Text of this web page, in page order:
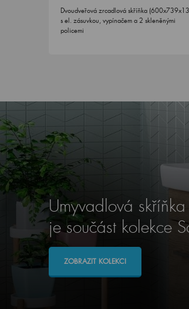
Dvoudveřová zrcadlová skříňka
s el. zásuvkou, vypínačem a 2 skleněnými
policemi
Umyvadlová
je součást kolekce
ZOBRAZIT KOLEKCI